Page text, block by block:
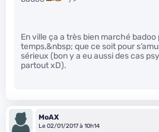
En ville ça a très bien marché badoo
temps,&nbsp; que ce soit pour
sérieux (bon y a eu aussi des cas
partout xD).
MoAX
Le 02/01/2017 à 10h14